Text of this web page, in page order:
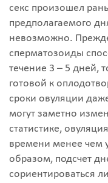
секс произошел
предполагаемого
невозможно.
сперматозоиды
течение 3 – 5 дней,
готовой к
сроки овуляции
могут заметно
статистике,
времени менее чем
образом, подсчет
сориентироваться